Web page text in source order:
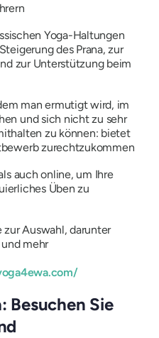
Yoga-Haltungen
des Prana, zur
zur Unterstützung beim
man ermutigt wird, im
und sich nicht zu sehr
zu können: bietet
zurechtzukommen
auch online, um Ihre
Üben zu
Auswahl, darunter
mehr
Besuchen Sie